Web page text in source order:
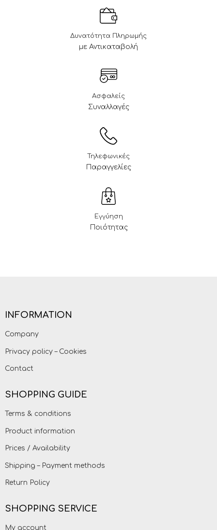
Δυνατότητα Πληρωμής
με Αντικαταβολή
Ασφαλείς
Συναλλαγές
Τηλεφωνικές
Παραγγελίες
Εγγύηση
Ποιότητας
INFORMATION
Company
Privacy policy – Cookies
Contact
SHOPPING GUIDE
Terms & conditions
Product information
Prices / Availability
Shipping – Payment methods
Return Policy
SHOPPING SERVICE
My account